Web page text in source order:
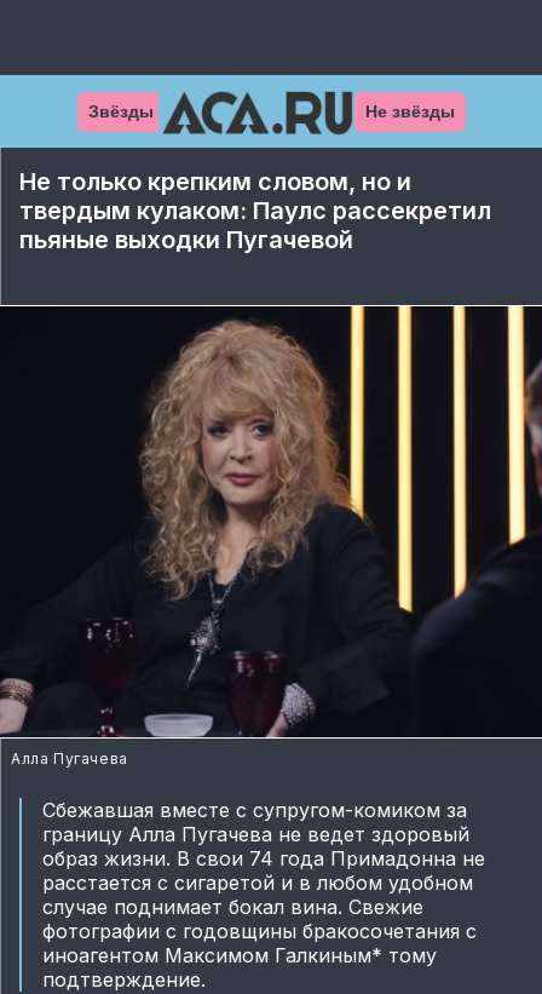
Звёзды Не звёзды
Не только крепким словом, но и
твердым кулаком: Паулс рассекретил
пьяные выходки Пугачевой
Алла Пугачева
Сбежавшая вместе с супругом-комиком за
границу Алла Пугачева не ведет здоровый
образ жизни. В свои 74 года Примадонна не
расстается с сигаретой и в любом удобном
случае поднимает бокал вина. Свежие
фотографии с годовщины бракосочетания с
иноагентом Максимом Галкиным* тому
подтверждение.